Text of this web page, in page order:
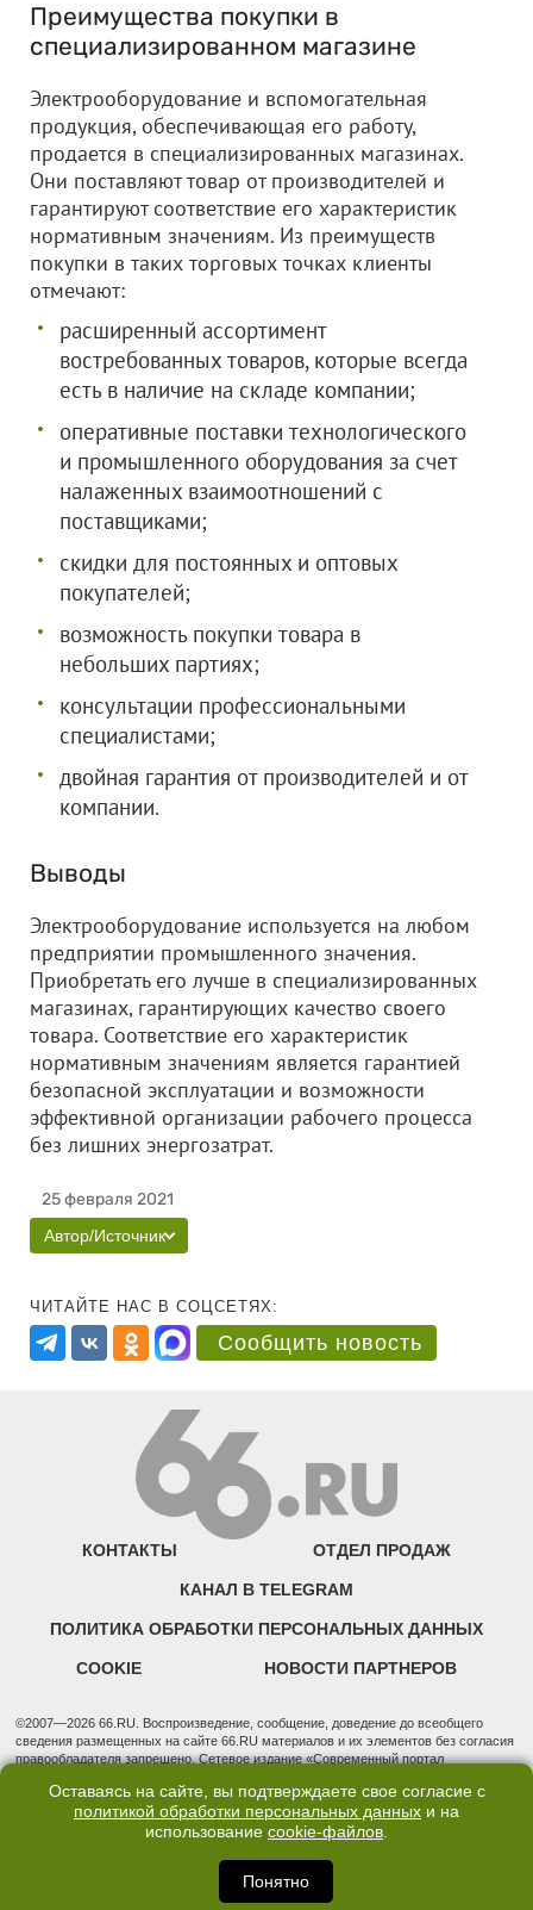
Преимущества покупки в
специализированном магазине
Электрооборудование и вспомогательная
продукция, обеспечивающая его работу,
продается в специализированных магазинах.
Они поставляют товар от производителей и
гарантируют соответствие его характеристик
нормативным значениям. Из преимуществ
покупки в таких торговых точках клиенты
отмечают:
расширенный ассортимент
востребованных товаров, которые всегда
есть в наличие на складе компании;
оперативные поставки технологического
и промышленного оборудования за счет
налаженных взаимоотношений с
поставщиками;
скидки для постоянных и оптовых
покупателей;
возможность покупки товара в
небольших партиях;
консультации профессиональными
специалистами;
двойная гарантия от производителей и от
компании.
Выводы
Электрооборудование используется на любом
предприятии промышленного значения.
Приобретать его лучше в специализированных
магазинах, гарантирующих качество своего
товара. Соответствие его характеристик
нормативным значениям является гарантией
безопасной эксплуатации и возможности
эффективной организации рабочего процесса
без лишних энергозатрат.
25 февраля 2021
Автор/Источник
ЧИТАЙТЕ НАС В СОЦСЕТЯХ:
Сообщить новость
КОНТАКТЫ ОТДЕЛ ПРОДАЖ
КАНАЛ В TELEGRAM
ПОЛИТИКА ОБРАБОТКИ ПЕРСОНАЛЬНЫХ ДАННЫХ
COOKIE НОВОСТИ ПАРТНЕРОВ
©2007—2026 66.RU. Воспроизведение, сообщение, доведение до всеобщего
сведения размещенных на сайте 66.RU материалов и их элементов без согласия
правообладателя запрещено. Сетевое издание «Современный портал
надзору в сфере связи, информационных технологий и массовых коммуникаций
(Роскомнадзор). Регистрационный номер ЭЛ № ФС 77 - 76634 от 02.09.2019
Учредитель: Общество с ограниченной ответственностью "66.ру". Юридический
3, оф. 7015 Фактический адрес редакции и отдела продаж: 620014, Свердловская
обл., г. Екатеринбург, ул. Бориса Ельцина, д. 3, оф. 7015, +7 (343) 288-50-66
info@news.66.ru Главный редактор: Шлыков Дмитрий Владимирович
Оставаясь на сайте, вы подтверждаете свое согласие с
политикой обработки персональных данных и на
использование cookie-файлов.
Понятно